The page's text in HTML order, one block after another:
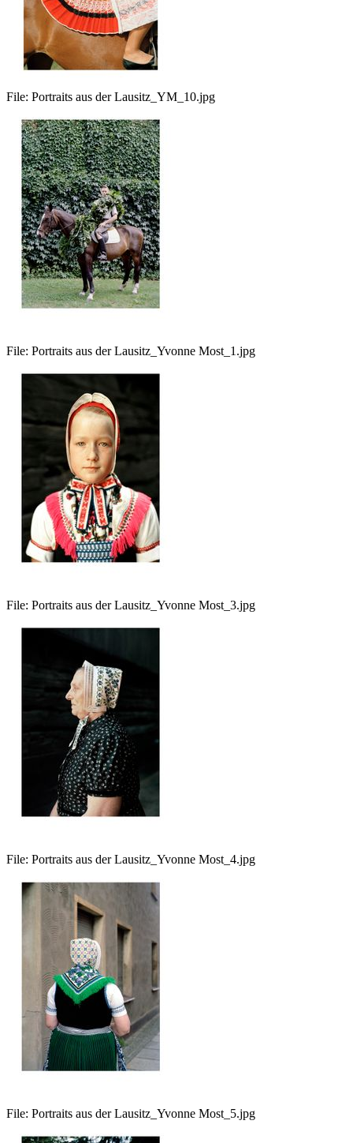
File: Portraits aus der Lausitz_YM_10.jpg
File: Portraits aus der Lausitz_Yvonne Most_1.jpg
File: Portraits aus der Lausitz_Yvonne Most_3.jpg
File: Portraits aus der Lausitz_Yvonne Most_4.jpg
File: Portraits aus der Lausitz_Yvonne Most_5.jpg